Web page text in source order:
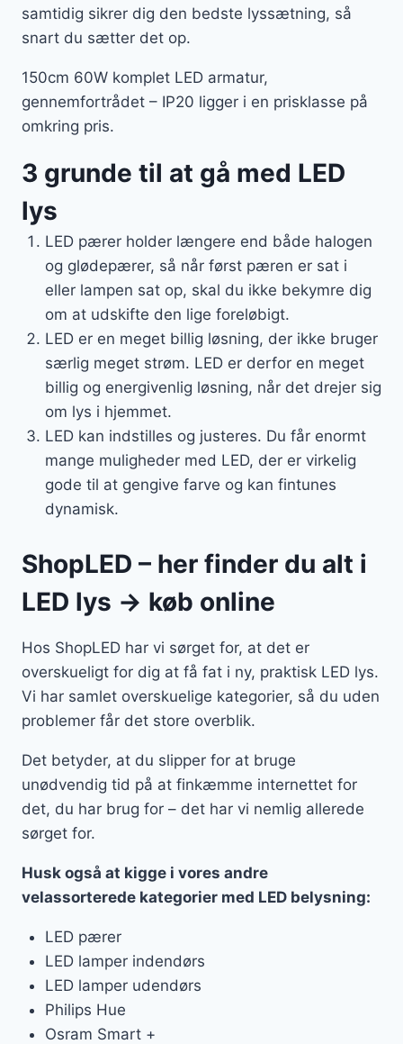
samtidig sikrer dig den bedste lyssætning, så
snart du sætter det op.
150cm 60W komplet LED armatur,
gennemfortrådet – IP20 ligger i en prisklasse på
omkring pris.
3 grunde til at gå med LED
lys
LED pærer holder længere end både halogen
og glødepærer, så når først pæren er sat i
eller lampen sat op, skal du ikke bekymre dig
om at udskifte den lige foreløbigt.
LED er en meget billig løsning, der ikke bruger
særlig meget strøm. LED er derfor en meget
billig og energivenlig løsning, når det drejer sig
om lys i hjemmet.
LED kan indstilles og justeres. Du får enormt
mange muligheder med LED, der er virkelig
gode til at gengive farve og kan fintunes
dynamisk.
ShopLED – her finder du alt i
LED lys → køb online
Hos ShopLED har vi sørget for, at det er
overskueligt for dig at få fat i ny, praktisk LED lys.
Vi har samlet overskuelige kategorier, så du uden
problemer får det store overblik.
Det betyder, at du slipper for at bruge
unødvendig tid på at finkæmme internettet for
det, du har brug for – det har vi nemlig allerede
sørget for.
Husk også at kigge i vores andre
velassorterede kategorier med LED belysning:
LED pærer
LED lamper indendørs
LED lamper udendørs
Philips Hue
Osram Smart +